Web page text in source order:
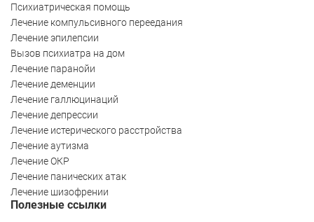
Психиатрическая помощь
Лечение компульсивного переедания
Лечение эпилепсии
Вызов психиатра на дом
Лечение паранойи
Лечение деменции
Лечение галлюцинаций
Лечение депрессии
Лечение истерического расстройства
Лечение аутизма
Лечение ОКР
Лечение панических атак
Лечение шизофрении
Полезные ссылки